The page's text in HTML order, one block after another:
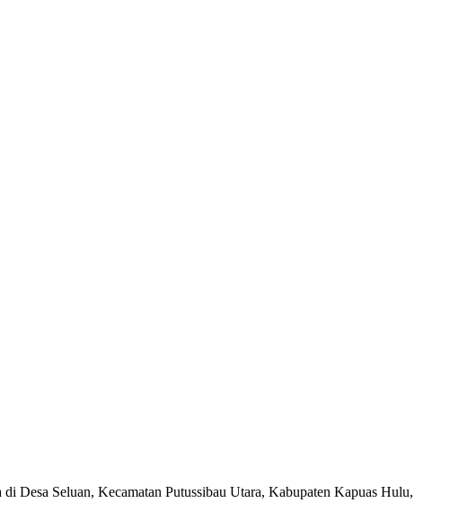
Desa Seluan, Kecamatan Putussibau Utara, Kabupaten Kapuas Hulu,